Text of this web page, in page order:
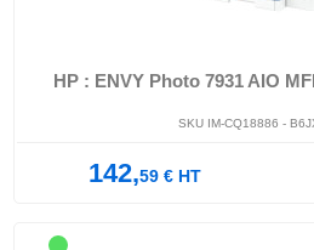
HP : ENVY Photo 7931 AIO
SKU IM-CQ18886 -
142,59€HT